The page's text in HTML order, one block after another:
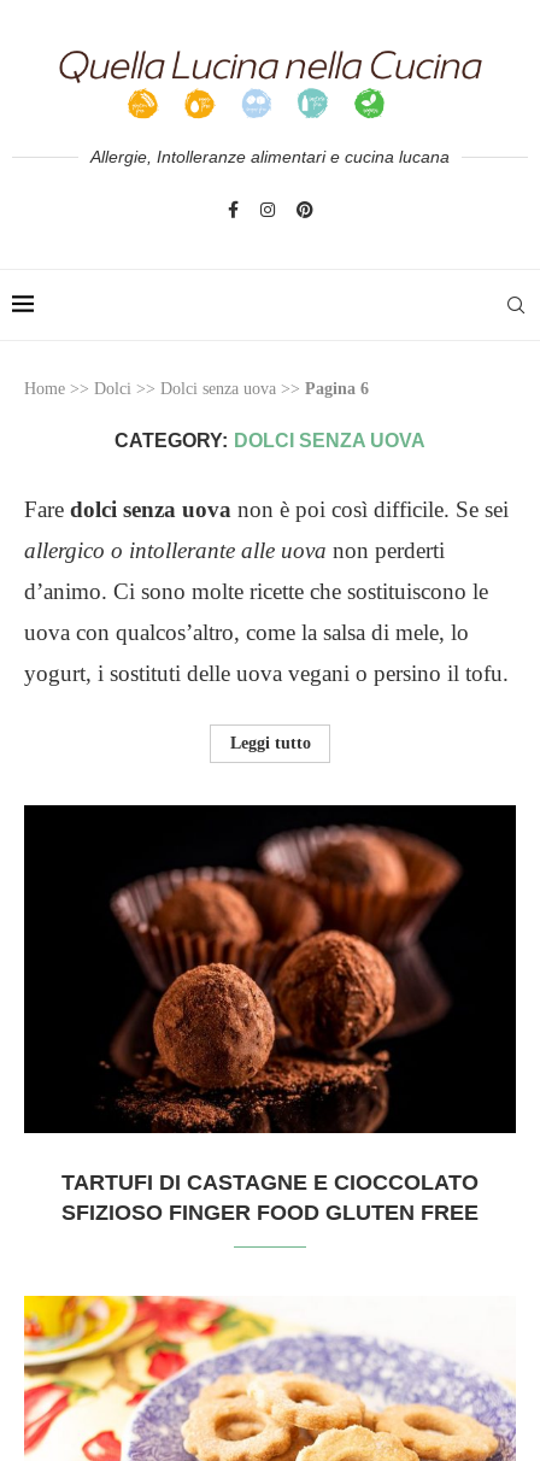
Allergie, Intolleranze alimentari e cucina lucana
Home >> Dolci >> Dolci senza uova >> Pagina 6
CATEGORY: DOLCI SENZA UOVA
Fare dolci senza uova non è poi così difficile. Se sei
allergico o intollerante alle uova non perderti
d’animo. Ci sono molte ricette che sostituiscono le
uova con qualcos’altro, come la salsa di mele, lo
yogurt, i sostituti delle uova vegani o persino il tofu.
Leggi tutto
TARTUFI DI CASTAGNE E CIOCCOLATO
SFIZIOSO FINGER FOOD GLUTEN FREE